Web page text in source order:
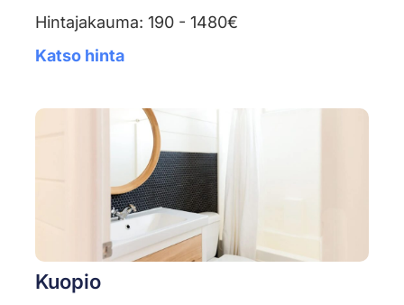
Hintajakauma: 190 - 1480€
Katso hinta
Kuopio